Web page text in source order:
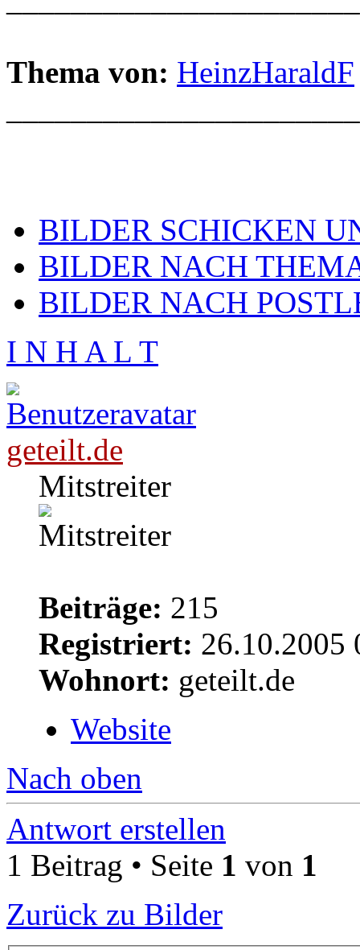
Thema von: HeinzHaraldF
BILDER SCHICKEN
BILDER NACH
BILDER NACH
I N H A L T
geteilt.de
Mitstreiter
Beiträge: 215
Registriert: 26.10.2005
Wohnort: geteilt.de
Website
Nach oben
Antwort erstellen
1 Beitrag • Seite 1 von 1
Zurück zu Bilder